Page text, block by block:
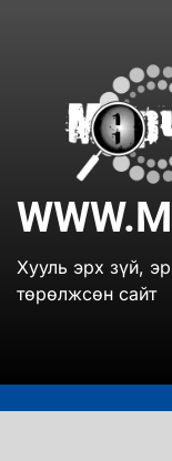
Хууль эрх зүй,
төрөлжсөн сайт